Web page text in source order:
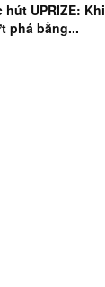
hút UPRIZE: Khi
phá bằng...